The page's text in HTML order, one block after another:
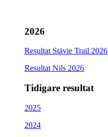
2026
Resultat Stävie Trail 2026
Resultat Nils 2026
Tidigare resultat
2025
2024